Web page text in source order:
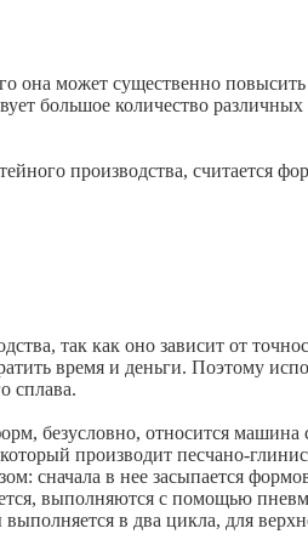
может существенно
большое количество
производства, считается
так как оно зависит от
время и деньги. Поэтому
сплава.
безусловно, относится
который производит песчано-
сначала в нее засыпается
выполняются с помощью
в два цикла, для